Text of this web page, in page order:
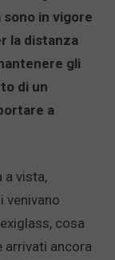
in vigore
la distanza
gli
di un
a
a vista,
venivano
cosa
arrivati ancora